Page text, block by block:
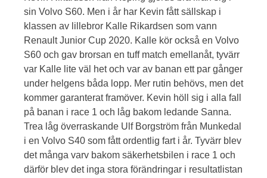
sin Volvo S60. Men i år har Kevin fått sällskap i
klassen av lillebror Kalle Rikardsen som vann
Renault Junior Cup 2020. Kalle kör också en Volvo
S60 och gav brorsan en tuff match emellanåt, tyvärr
var Kalle lite väl het och var av banan ett par gånger
under helgens båda lopp. Mer rutin behövs, men det
kommer garanterat framöver. Kevin höll sig i alla fall
på banan i race 1 och låg bakom ledande Sanna.
Trea låg överraskande Ulf Borgström från Munkedal
i en Volvo S40 som fått ordentlig fart i år. Tyvärr blev
det många varv bakom säkerhetsbilen i race 1 och
därför blev det inga stora förändringar i resultatlistan